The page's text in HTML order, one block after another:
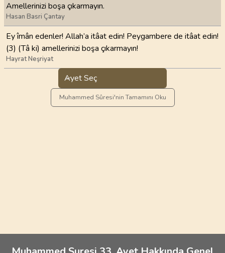
Amellerinizi boşa çıkarmayın.
Hasan Basri Çantay
Ey îmân edenler! Allah’a itâat edin! Peygambere de itâat edin!
(3) (Tâ ki) amellerinizi boşa çıkarmayın!
Hayrat Neşriyat
Ayet Seç
Muhammed Sûresi'nin Tamamını Oku